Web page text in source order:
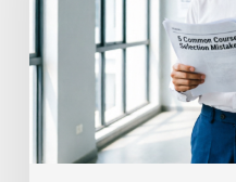
Memilih
Kursus
Pengajian